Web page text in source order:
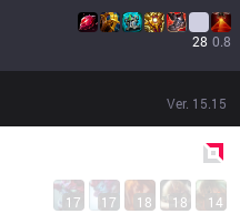
28 0.8
Ver. 15.15
17 17 18 18 14